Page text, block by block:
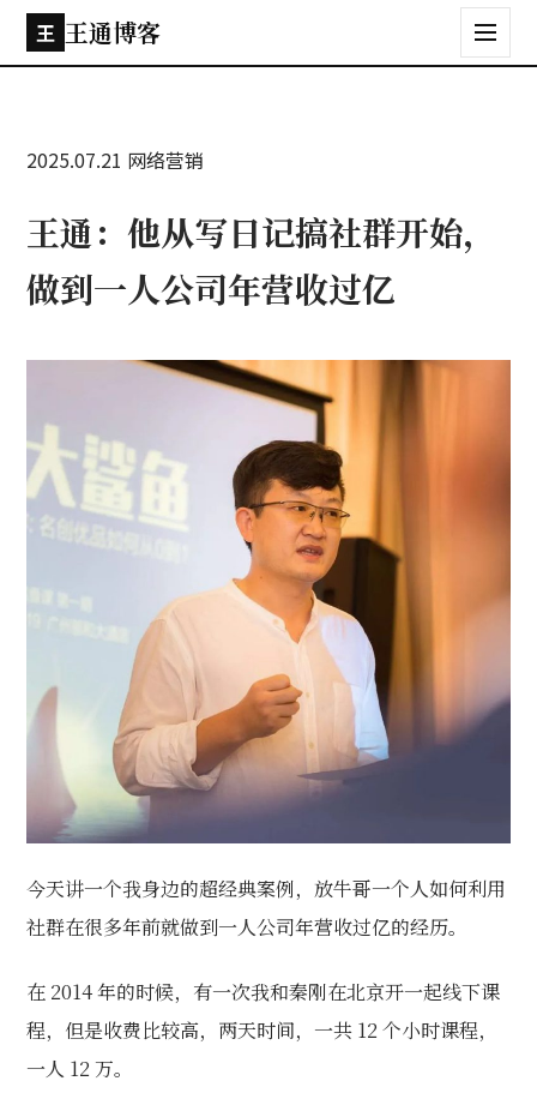
王 王通博客
2025.07.21 网络营销
王通：他从写日记搞社群开始，
做到一人公司年营收过亿
今天讲一个我身边的超经典案例，放牛哥一个人如何利用
社群在很多年前就做到一人公司年营收过亿的经历。
在 2014 年的时候，有一次我和秦刚在北京开一起线下课
程，但是收费比较高，两天时间，一共 12 个小时课程，
一人 12 万。